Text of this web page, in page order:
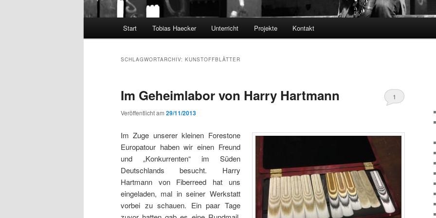
Start Tobias Haecker Unterricht Projekte Kontakt
SCHLAGWORTARCHIV: KUNSTOFFBLÄTTER
Im Geheimlabor von Harry Hartmann
Veröffentlicht am 29/11/2013
1
Im Zuge unserer kleinen Forestone
Europatour haben wir einen Freund
und „Konkurrenten“ im Süden
Deutschlands besucht. Harry
Hartmann von Fiberreed hat uns
eingeladen, mal in seiner Werkstatt
vorbei zu schauen. Ein paar Tage